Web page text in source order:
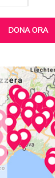
DONA ORA